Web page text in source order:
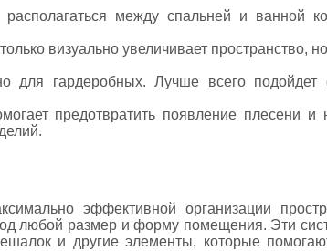
между спальней и ванной
визуально увеличивает пространство,
гардеробных. Лучше всего подойдет
предотвратить появление плесени и
эффективной организации
любой размер и форму помещения. Эти
и другие элементы, которые